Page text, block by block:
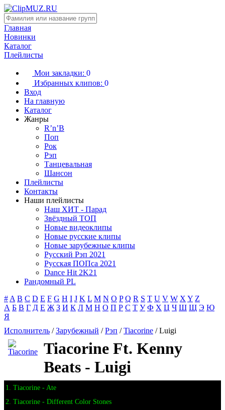
Главная
Новинки
Каталог
Плейлисты
Мои закладки: 0
Избранных клипов: 0
Вход
На главную
Каталог
Жанры
R’n’B
Поп
Рок
Рэп
Танцевальная
Шансон
Плейлисты
Контакты
Наши плейлисты
Наш ХИТ - Парад
Звёздный ТОП
Новые видеоклипы
Новые русские клипы
Новые зарубежные клипы
Русский Рэп 2021
Русская ПОПса 2021
Dance Hit 2K21
Рандомный PL
# A B C D E F G H I J K L M N O P Q R S T U V W X Y Z
А Б В Г Д Е Ж З И К Л М Н О П Р С Т У Ф Х Ц Ч Ш Щ Э Ю
Я
Исполнитель /Зарубежный /Рэп /Tiacorine / Luigi
Tiacorine Ft. Kenny
Beats - Luigi
1. Tiacorine - Ate
2. Tiacorine - Different Color Stones